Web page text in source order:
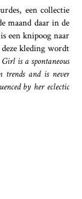
een collectie
maand daar in de
is een knipoog naar
kleding wordt
is a spontaneous
trends and is never
by her eclectic